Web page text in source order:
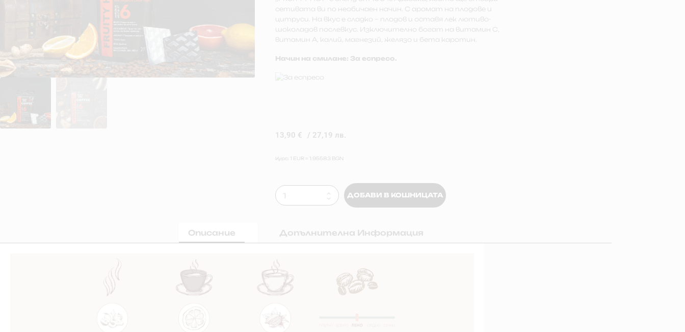
сетивата ви по необичаен начин. С аромат на плодове и
цитруси. На вкус е сладко – плодов и оставя лек лютиво-
шоколадов послевкус. Изключително богат на витамин С,
витамин А, калий, магнезий, желязо и бета каротин.
Начин на смилане: За еспресо.
13,90 € / 27,19 лв.
Курс: 1 EUR = 1.95583 BGN
ДОБАВИ В КОШНИЦАТА
Описание Допълнителна Информация